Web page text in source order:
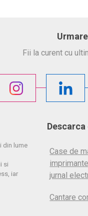
Fii la curent cu
din lume
si
iar
Case de
jurnal
Cantare